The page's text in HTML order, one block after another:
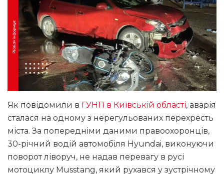
Як повідомили в ГУНП в Київській області, аварія
сталася на одному з нерегульованих перехресть
міста. За попередніми даними правоохоронців,
30-річний водій автомобіля Hyundai, виконуючи
поворот ліворуч, не надав перевагу в русі
мотоциклу Musstang, який рухався у зустрічному